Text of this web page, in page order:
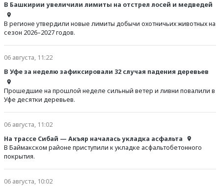
В Башкирии увеличили лимиты на отстрел лосей и медведей
В регионе утвердили новые лимиты добычи охотничьих животных на
сезон 2026–2027 годов.
06 августа, 11:22
В Уфе за неделю зафиксировали 32 случая падения деревьев
Прошедшие на прошлой неделе сильный ветер и ливни повалили в
Уфе десятки деревьев.
06 августа, 11:02
На трассе Сибай — Акъяр началась укладка асфальта
В Баймакском районе приступили к укладке асфальтобетонного
покрытия.
06 августа, 10:02